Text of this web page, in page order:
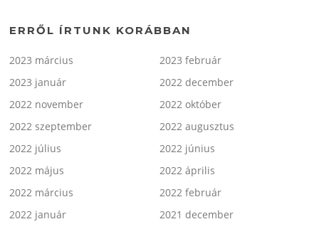
ERRŐL ÍRTUNK KORÁBBAN
2023 március
2023 február
2023 január
2022 december
2022 november
2022 október
2022 szeptember
2022 augusztus
2022 július
2022 június
2022 május
2022 április
2022 március
2022 február
2022 január
2021 december